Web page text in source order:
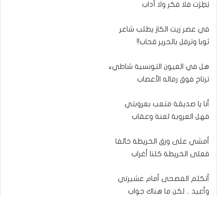
بَطِرَت فلا فكر ولا آداب
في عصر زيت الكاز يطلب شاعر
ثوبا وترفل بالحرير قحاب!!
هل في العيون التونسية شاطيء
ترتاح فوق رماله الأعصاب
أنا يا صديقة متعب بعروبتي
فهل العروبة لعنة وعقاب
أمشي على ورق الخريطة خائفا
فعلى الخريطة كلنا أغراب
أتكلم الفصحى أمام عشيرتي
وأعيد .. لكن ما هناك جواب